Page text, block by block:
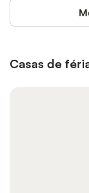
Casas de